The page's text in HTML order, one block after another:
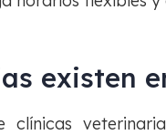
existen
clínicas